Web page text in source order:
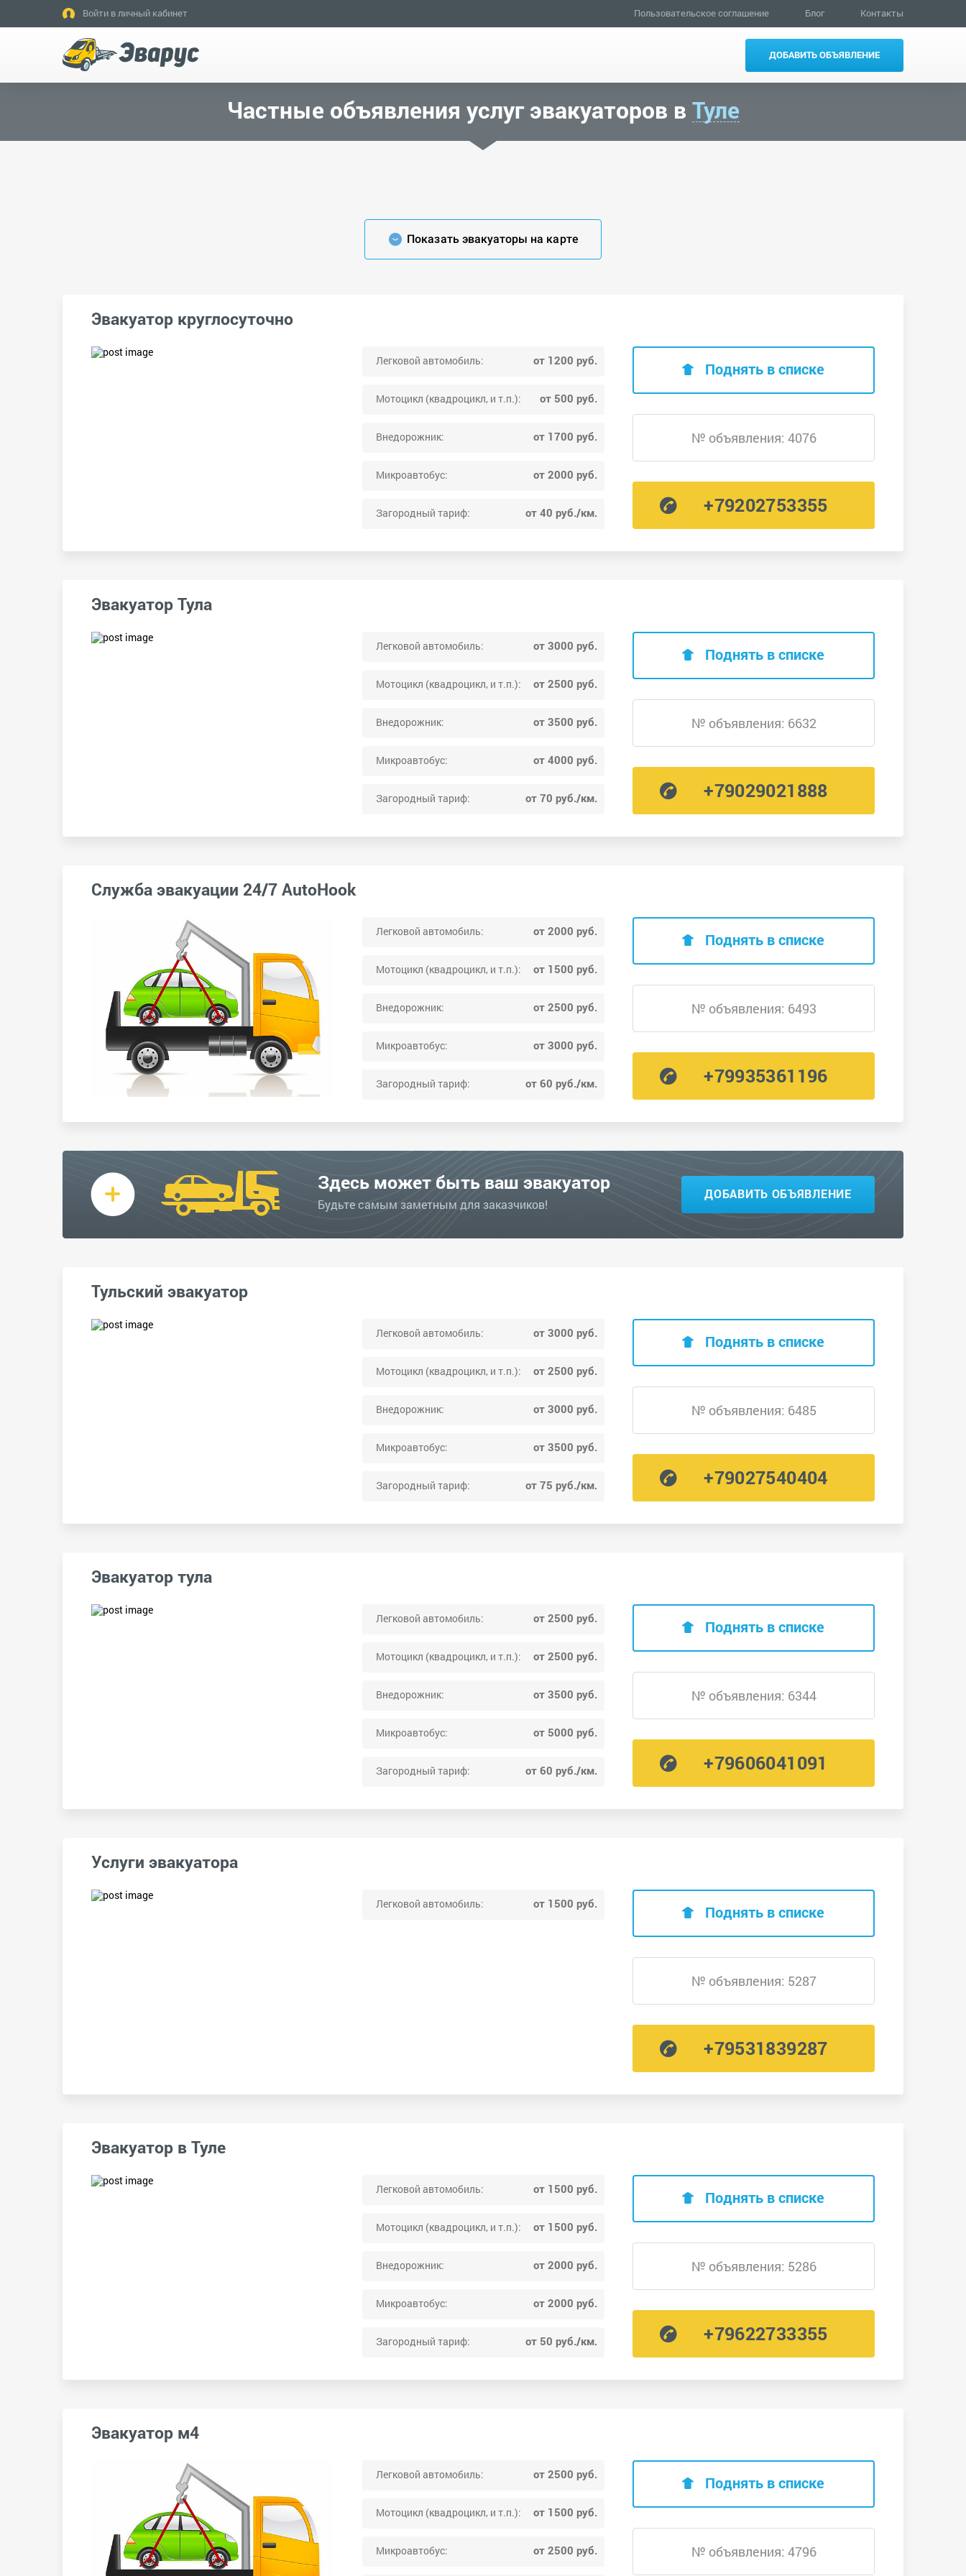
Войти в личный кабинет Пользовательское соглашение Блог Контакты
ДОБАВИТЬ ОБЪЯВЛЕНИЕ
Частные объявления услуг эвакуаторов в Туле
Показать эвакуаторы на карте
Эвакуатор круглосуточно
Легковой автомобиль: от 1200 руб.
Мотоцикл (квадроцикл, и т.п.): от 500 руб.
Внедорожник: от 1700 руб.
Микроавтобус: от 2000 руб.
Загородный тариф: от 40 руб./км.
Поднять в списке
№ объявления: 4076
+79202753355
Эвакуатор Тула
Легковой автомобиль: от 3000 руб.
Мотоцикл (квадроцикл, и т.п.): от 2500 руб.
Внедорожник: от 3500 руб.
Микроавтобус: от 4000 руб.
Загородный тариф: от 70 руб./км.
Поднять в списке
№ объявления: 6632
+79029021888
Служба эвакуации 24/7 AutoHook
Легковой автомобиль: от 2000 руб.
Мотоцикл (квадроцикл, и т.п.): от 1500 руб.
Внедорожник: от 2500 руб.
Микроавтобус: от 3000 руб.
Загородный тариф: от 60 руб./км.
Поднять в списке
№ объявления: 6493
+79935361196
Здесь может быть ваш эвакуатор
Будьте самым заметным для заказчиков!
ДОБАВИТЬ ОБЪЯВЛЕНИЕ
Тульский эвакуатор
Легковой автомобиль: от 3000 руб.
Мотоцикл (квадроцикл, и т.п.): от 2500 руб.
Внедорожник: от 3000 руб.
Микроавтобус: от 3500 руб.
Загородный тариф: от 75 руб./км.
Поднять в списке
№ объявления: 6485
+79027540404
Эвакуатор тула
Легковой автомобиль: от 2500 руб.
Мотоцикл (квадроцикл, и т.п.): от 2500 руб.
Внедорожник: от 3500 руб.
Микроавтобус: от 5000 руб.
Загородный тариф: от 60 руб./км.
Поднять в списке
№ объявления: 6344
+79606041091
Услуги эвакуатора
Легковой автомобиль: от 1500 руб. Поднять в списке
№ объявления: 5287
+79531839287
Эвакуатор в Туле
Легковой автомобиль: от 1500 руб.
Мотоцикл (квадроцикл, и т.п.): от 1500 руб.
Внедорожник: от 2000 руб.
Микроавтобус: от 2000 руб.
Загородный тариф: от 50 руб./км.
Поднять в списке
№ объявления: 5286
+79622733355
Эвакуатор м4
Легковой автомобиль: от 2500 руб.
Мотоцикл (квадроцикл, и т.п.): от 1500 руб.
Микроавтобус: от 2500 руб.
Поднять в списке
№ объявления: 4796